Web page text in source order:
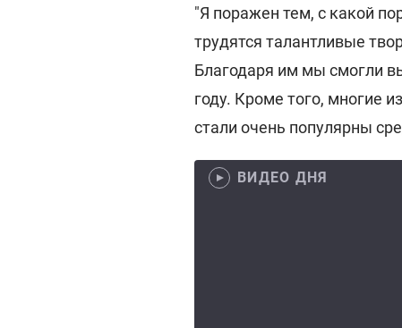
"Я поражен тем, с какой
трудятся талантливые
Благодаря им мы смогли
году. Кроме того, многие
стали очень популярны
ВИДЕО ДНЯ